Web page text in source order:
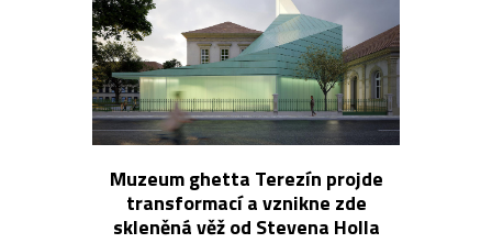
Muzeum ghetta Terezín projde
transformací a vznikne zde
skleněná věž od Stevena Holla